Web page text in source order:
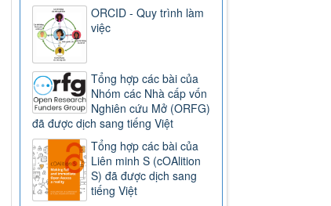
ORCID - Quy trình làm
việc
Tổng hợp các bài của
Nhóm các Nhà cấp vốn
Nghiên cứu Mở (ORFG)
đã được dịch sang tiếng Việt
Tổng hợp các bài của
Liên minh S (cOAlition
S) đã được dịch sang
tiếng Việt